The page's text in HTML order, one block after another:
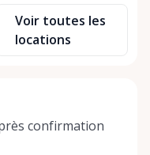
in the power of
to rent out their
while making a
to
our part to
Voir toutes les
locations
confirmation